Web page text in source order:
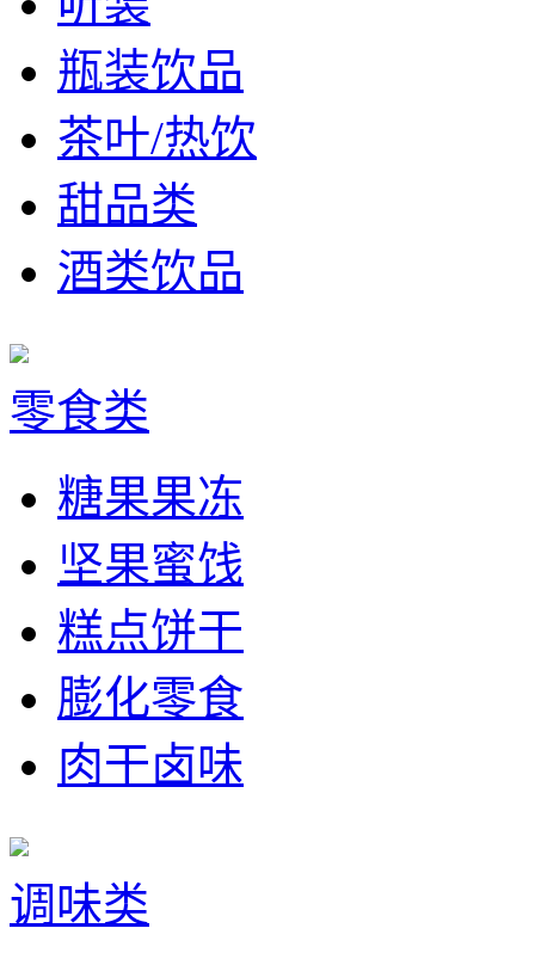
瓶装饮品
茶叶/热饮
甜品类
酒类饮品
零食类
糖果果冻
坚果蜜饯
糕点饼干
膨化零食
肉干卤味
调味类